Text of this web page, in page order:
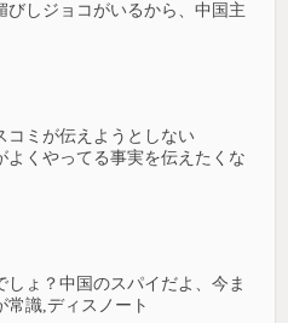
びしジョコがいるから、中国主
コミが伝えようとしない
くやってる事実を伝えたくな
ょ？中国のスパイだよ、今ま
常識,ディスノート